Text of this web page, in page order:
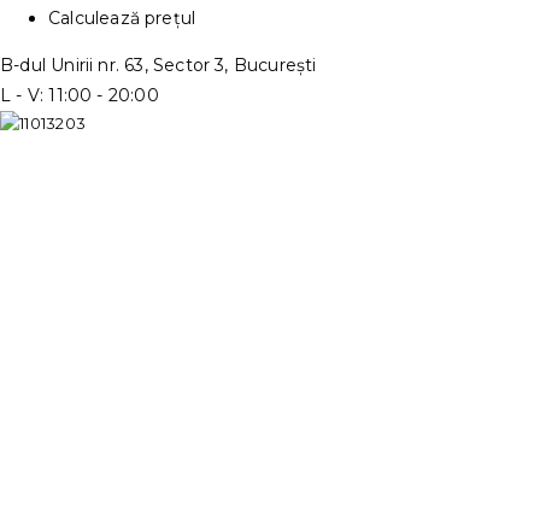
Calculează prețul
B-dul Unirii nr. 63, Sector 3, București
L - V: 11:00 - 20:00